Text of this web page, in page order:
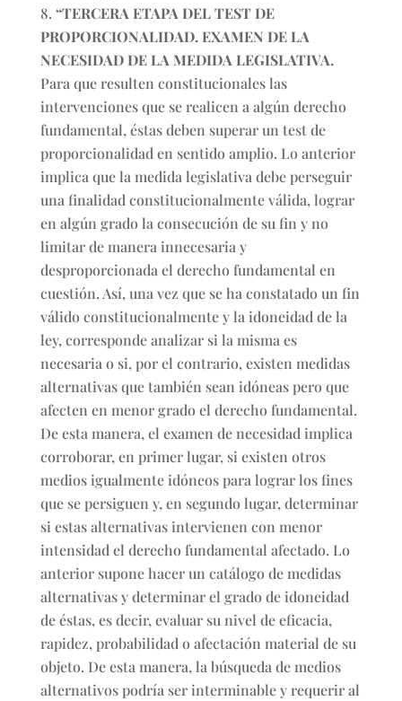
“TERCERA ETAPA DEL TEST DE
PROPORCIONALIDAD. EXAMEN DE LA
NECESIDAD DE LA MEDIDA LEGISLATIVA.
Para que resulten constitucionales las
intervenciones que se realicen a algún derecho
fundamental, éstas deben superar un test de
proporcionalidad en sentido amplio. Lo anterior
implica que la medida legislativa debe perseguir
una finalidad constitucionalmente válida, lograr
en algún grado la consecución de su fin y no
limitar de manera innecesaria y
desproporcionada el derecho fundamental en
cuestión. Así, una vez que se ha constatado un fin
válido constitucionalmente y la idoneidad de la
ley, corresponde analizar si la misma es
necesaria o si, por el contrario, existen medidas
alternativas que también sean idóneas pero que
afecten en menor grado el derecho fundamental.
De esta manera, el examen de necesidad implica
corroborar, en primer lugar, si existen otros
medios igualmente idóneos para lograr los fines
que se persiguen y, en segundo lugar, determinar
si estas alternativas intervienen con menor
intensidad el derecho fundamental afectado. Lo
anterior supone hacer un catálogo de medidas
alternativas y determinar el grado de idoneidad
de éstas, es decir, evaluar su nivel de eficacia,
rapidez, probabilidad o afectación material de su
objeto. De esta manera, la búsqueda de medios
alternativos podría ser interminable y requerir al